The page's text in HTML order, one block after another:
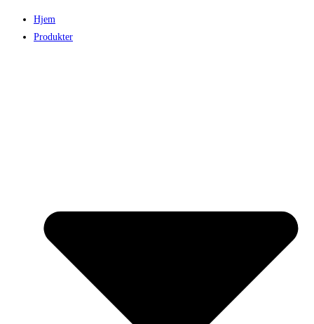
Hjem
Produkter